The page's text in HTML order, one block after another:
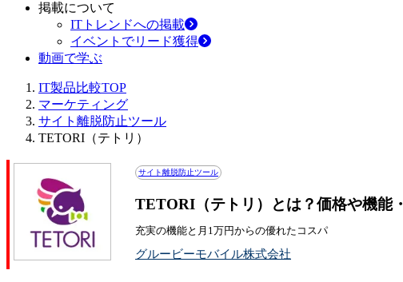
掲載について
ITトレンドへの掲載
イベントでリード獲得
動画で学ぶ
IT製品比較TOP
マーケティング
サイト離脱防止ツール
TETORI（テトリ）
サイト離脱防止ツール
TETORI（テトリ）とは？価格や機能
充実の機能と月1万円からの優れたコスパ
グルービーモバイル株式会社